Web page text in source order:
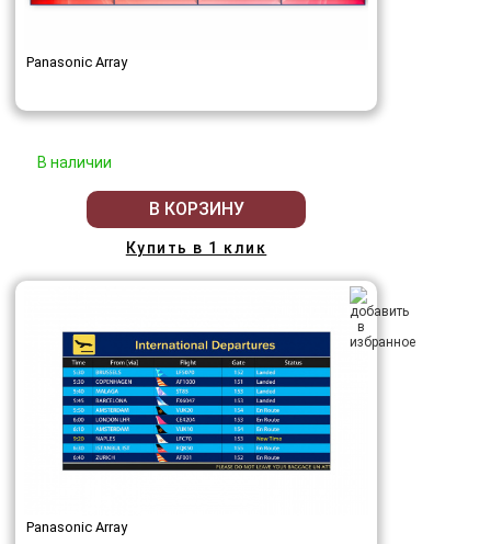
Panasonic Array
В наличии
В КОРЗИНУ
Купить в 1 клик
Panasonic Array